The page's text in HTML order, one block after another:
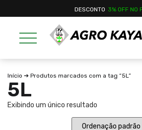
DESCONTO 3% OFF NO
Início ➔ Produtos marcados com a tag “5L”
5L
Exibindo um único resultado